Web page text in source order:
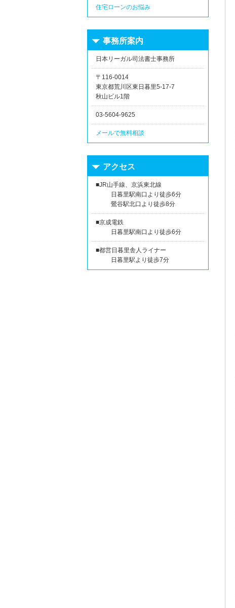
住宅ローンのお悩み
事務所案内
日本リーガル司法書士事務所
〒116-0014
東京都荒川区東日暮里5-17-7
秋山ビル1階
03-5604-9625
メールで無料相談
アクセス
■JR山手線、京浜東北線
日暮里駅南口より徒歩6分
鶯谷駅北口より徒歩8分
■京成電鉄
日暮里駅南口より徒歩6分
■都営日暮里舎人ライナー
日暮里駅より徒歩7分